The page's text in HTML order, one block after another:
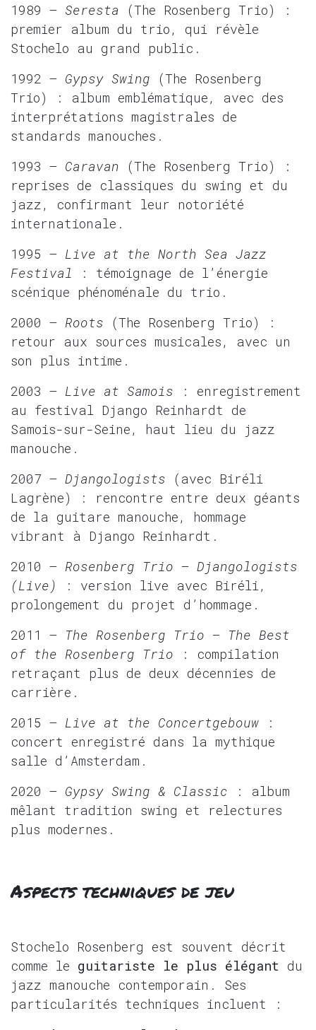
1989 – Seresta (The Rosenberg Trio) :
premier album du trio, qui révèle
Stochelo au grand public.
1992 – Gypsy Swing (The Rosenberg
Trio) : album emblématique, avec des
interprétations magistrales de
standards manouches.
1993 – Caravan (The Rosenberg Trio) :
reprises de classiques du swing et du
jazz, confirmant leur notoriété
internationale.
1995 – Live at the North Sea Jazz
Festival
: témoignage de l’énergie
scénique phénoménale du trio.
2000 – Roots (The Rosenberg Trio) :
retour aux sources musicales, avec un
son plus intime.
2003 – Live at Samois : enregistrement
au festival Django Reinhardt de
Samois-sur-Seine, haut lieu du jazz
manouche.
2007 – Djangologists (avec Biréli
Lagrène) : rencontre entre deux géants
de la guitare manouche, hommage
vibrant à Django Reinhardt.
2010 – Rosenberg Trio – Djangologists
(Live)
: version live avec Biréli,
prolongement du projet d’hommage.
2011 – The Rosenberg Trio – The Best
of the Rosenberg Trio : compilation
retraçant plus de deux décennies de
carrière.
2015 – Live at the Concertgebouw :
concert enregistré dans la mythique
salle d’Amsterdam.
2020 – Gypsy Swing & Classic : album
mêlant tradition swing et relectures
plus modernes.
Aspects techniques de jeu
Stochelo Rosenberg est souvent décrit
comme le guitariste le plus élégant du
jazz manouche contemporain. Ses
particularités techniques incluent :